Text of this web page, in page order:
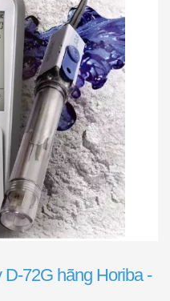
72G hãng Horiba -